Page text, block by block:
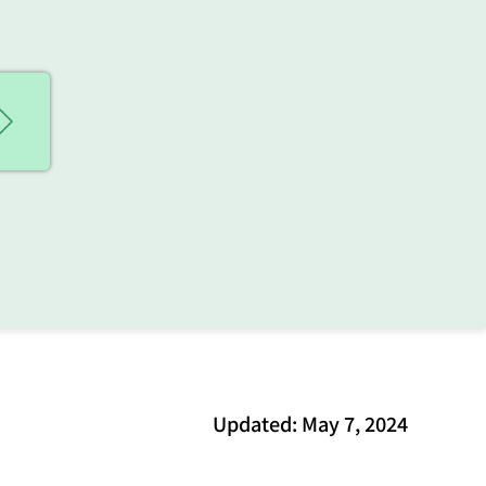
Updated: May 7, 2024